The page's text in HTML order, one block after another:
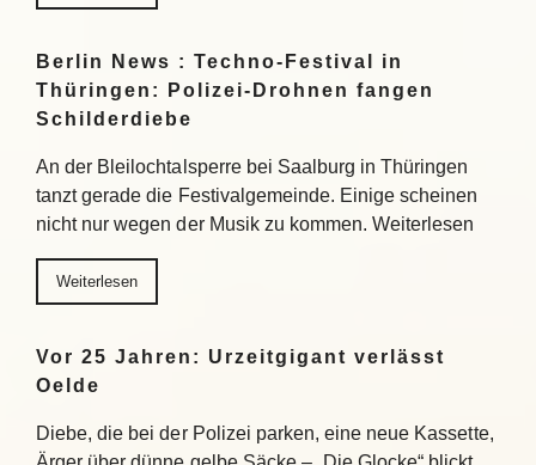
Berlin News : Techno-Festival in
Thüringen: Polizei-Drohnen fangen
Schilderdiebe
An der Bleilochtalsperre bei Saalburg in Thüringen
tanzt gerade die Festivalgemeinde. Einige scheinen
nicht nur wegen der Musik zu kommen. Weiterlesen
Weiterlesen
Vor 25 Jahren: Urzeitgigant verlässt
Oelde
Diebe, die bei der Polizei parken, eine neue Kassette,